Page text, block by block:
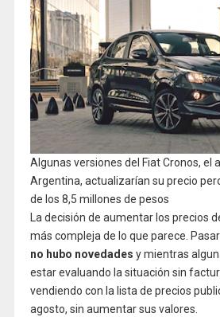
Algunas versiones del Fiat Cronos, el
Argentina, actualizarían su precio
de los 8,5 millones de pesos
La decisión de aumentar los precios
más compleja de lo que parece.
no hubo novedades y mientras
estar evaluando la situación sin
vendiendo con la lista de precios
agosto, sin aumentar sus valores.